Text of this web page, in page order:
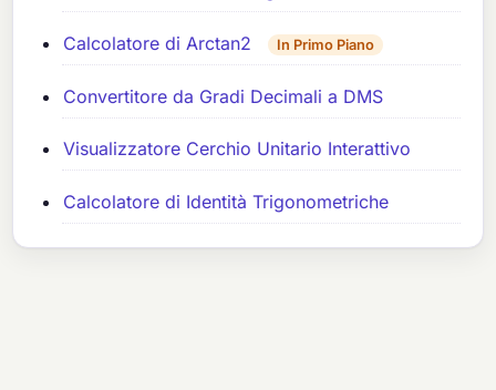
Calcolatore di Arctan2 In Primo Piano
Convertitore da Gradi Decimali a DMS
Visualizzatore Cerchio Unitario Interattivo
Calcolatore di Identità Trigonometriche